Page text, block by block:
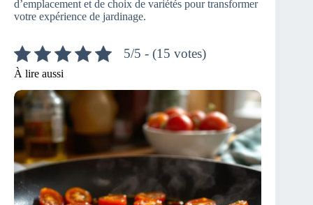
d’emplacement et de choix de variétés pour transformer
votre expérience de jardinage.
5/5 - (15 votes)
À lire aussi